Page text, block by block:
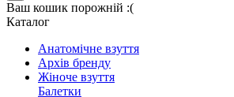
Ваш кошик порожній :(
Каталог
Анатомічне взуття
Архів бренду
Жіноче взуття
Балетки